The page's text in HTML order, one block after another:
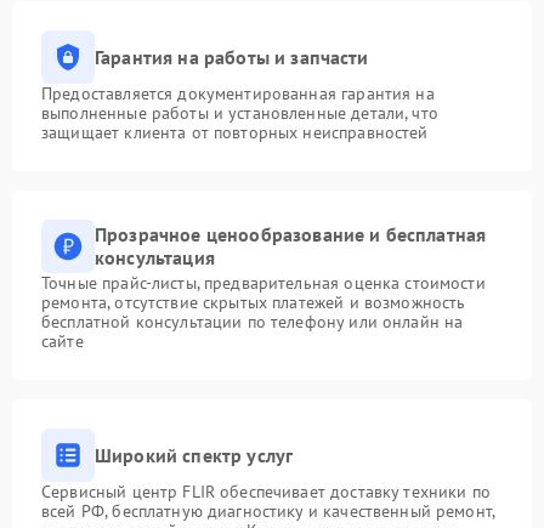
Гарантия на работы и запчасти
Предоставляется документированная гарантия на
выполненные работы и установленные детали, что
защищает клиента от повторных неисправностей
Прозрачное ценообразование и бесплатная
консультация
Точные прайс-листы, предварительная оценка стоимости
ремонта, отсутствие скрытых платежей и возможность
бесплатной консультации по телефону или онлайн на
сайте
Широкий спектр услуг
Сервисный центр FLIR обеспечивает доставку техники по
всей РФ, бесплатную диагностику и качественный ремонт,